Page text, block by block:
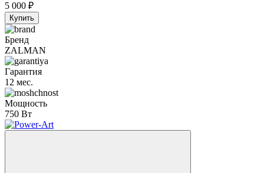
5 000 ₽
Купить
Бренд
ZALMAN
Гарантия
12 мес.
Мощность
750 Вт